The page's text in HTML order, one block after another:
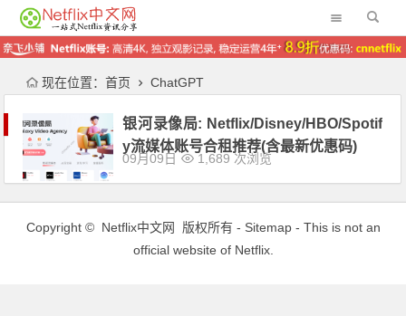
现在位置： 首页 ChatGPT
银河录像局: Netflix/Disney/HBO/Spotif
y流媒体账号合租推荐(含最新优惠码)
09月09日 1,689 次浏览
Copyright © Netflix中文网 版权所有 - Sitemap- This is not an
official website of Netflix.